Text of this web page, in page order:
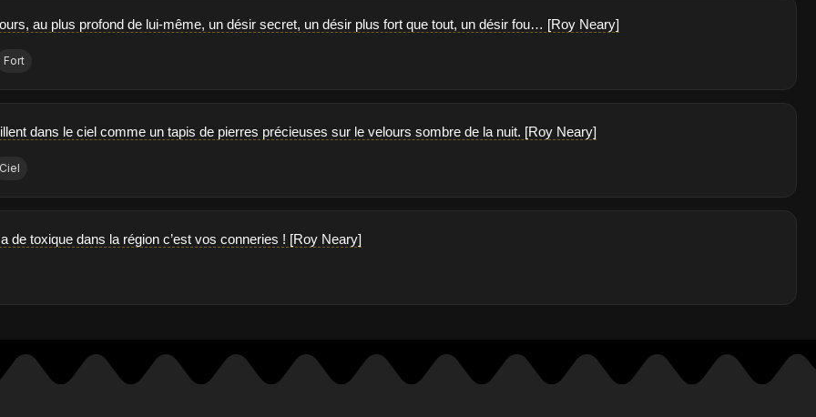
au plus profond de lui-même, un désir secret, un désir plus fort que tout, un désir fou… [Roy Neary]
Fort
dans le ciel comme un tapis de pierres précieuses sur le velours sombre de la nuit. [Roy Neary]
Ciel
a de toxique dans la région c’est vos conneries ! [Roy Neary]